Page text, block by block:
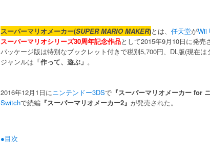
スーパーマリオメーカー(SUPER MARIO MAKER)とは、 任天堂がWii
スーパーマリオシリーズ30周年記念作品として2015年9月10日に発売
パッケージ版は特別なブックレット付きで税別5,700円、DL版(現在は
ジャンルは 「作って、遊ぶ」 。
2016年12月1日にニンテンドー3DSで 『スーパーマリオメーカー for
Switchで続編 『スーパーマリオメーカー2』 が発売された。
●目次